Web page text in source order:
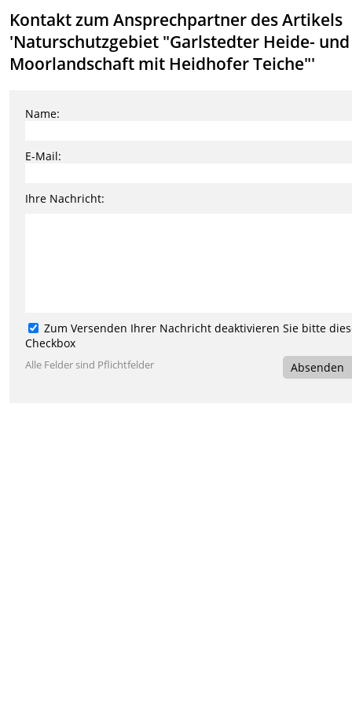
Kontakt zum Ansprechpartner des Artikels
'Naturschutzgebiet "Garlstedter Heide- und
Moorlandschaft mit Heidhofer Teiche"'
Name:
E-Mail:
Ihre Nachricht:
Zum Versenden Ihrer Nachricht deaktivieren Sie bitte
Checkbox
Alle Felder sind Pflichtfelder Absenden